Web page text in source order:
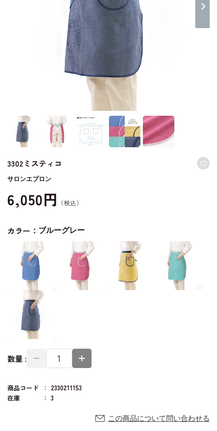
3302ミスティコ
サロンエプロン
6,050円
カラー： ブルーグレー
数量 :
商品コード
2330211153
在庫
3
この商品について問い合わせる